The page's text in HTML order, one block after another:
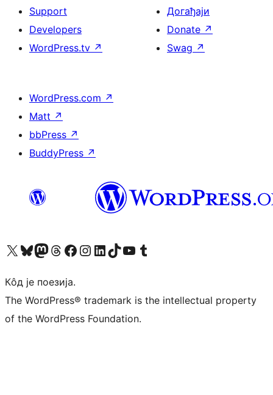
Support
Developers
WordPress.tv ↗
Догађаји
Donate ↗
Swag ↗
WordPress.com ↗
Matt ↗
bbPress ↗
BuddyPress ↗
Visit our X (formerly Twitter) account
Посетите наш Bluesky налог
Visit our Mastodon account
Посетите наш налог на Threads-у Visit our Facebook page
Посетите наш Инстаграм налог
Visit our LinkedIn account
Посетите наш TikTok налог
Visit our YouTube channel
Посетите наш Tumblr налог
Кôд је поезија.
The WordPress® trademark is the intellectual property
of the WordPress Foundation.